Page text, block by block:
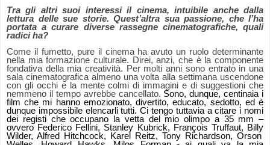
Tra gli altri suoi interessi il cinema, intuibile anche dalla
lettura delle sue storie. Quest’altra sua passione, che l’ha
portata a curare diverse rassegne cinematografiche, quali
radici ha?
Come il fumetto, pure il cinema ha avuto un ruolo determinante
nella mia formazione culturale. Direi, anzi, che è la componente
fondativa della mia creatività. Per molti anni sono entrato in una
sala cinematografica almeno una volta alla settimana uscendone
con gli occhi e la mente colmi di immagini e di suggestioni che
nemmeno il tempo avrebbe cancellato. Sono, dunque, centinaia i
film che mi hanno emozionato, divertito, educato, sedotto, ed è
dunque impossibile elencarli tutti. Ci tengo tuttavia a citare i nomi
dei registi che occupano la vetta del mio olimpo a 35 mm –
ovvero Federico Fellini, Stanley Kubrick, François Truffaut, Billy
Wilder, Alfred Hitchcock, Karel Reitz, Tony Richardson, Orson